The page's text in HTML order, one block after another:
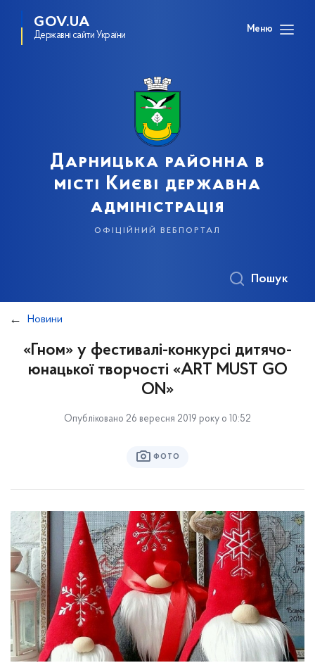
GOV.UA
Державні сайти України
Меню
Дарницька районна в
місті Києві державна
адміністрація
офіційний вебпортал
Пошук
Новини
«Гном» у фестивалі-конкурсі дитячо-
юнацької творчості «ART MUST GO
ON»
Опубліковано 26 вересня 2019 року о 10:52
ФОТО